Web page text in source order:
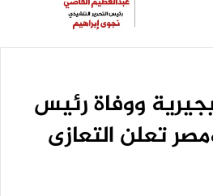
ووفاة رئيس
تعلن التعازى